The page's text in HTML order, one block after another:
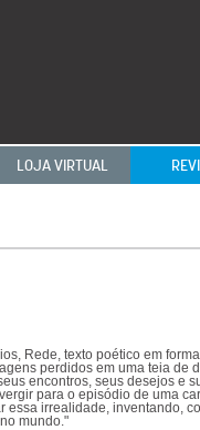
LOJA VIRTUAL
Rede, texto poético em
perdidos em uma teia de
encontros, seus desejos e
para o episódio de uma
essa irrealidade, inventando,
mundo."